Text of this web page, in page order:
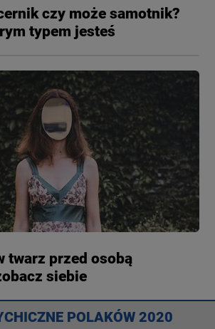
czy może samotnik?
typem jesteś
twarz przed osobą
siebie
POLAKÓW 2020